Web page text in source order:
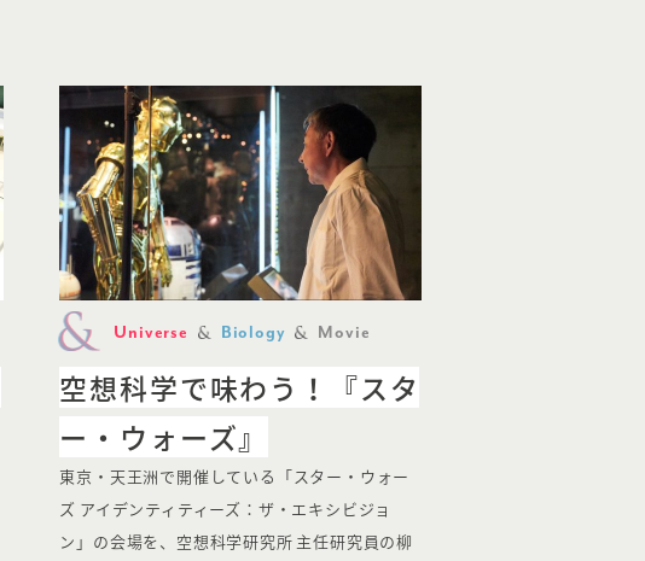
Universe Biology Movie
空想科学で味わう！『スタ
ー・ウォーズ』
東京・天王洲で開催している「スター・ウォー
ズ アイデンティティーズ：ザ・エキシビジョ
ン」の会場を、空想科学研究所 主任研究員の柳